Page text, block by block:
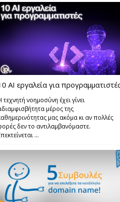
AI εργαλεία για
τεχνητή νοημοσύνη έχει γίνει
μέρος της
μας ακόμα κι αν πολλές
δεν το αντιλαμβανόμαστε.
...